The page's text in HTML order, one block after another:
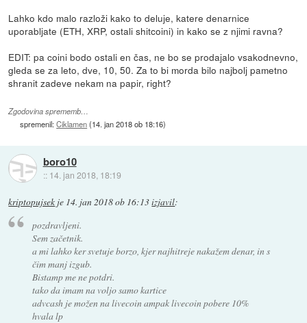
Lahko kdo malo razloži kako to deluje, katere denarnice
uporabljate (ETH, XRP, ostali shitcoini) in kako se z njimi ravna?
EDIT: pa coini bodo ostali en čas, ne bo se prodajalo vsakodnevno,
gleda se za leto, dve, 10, 50. Za to bi morda bilo najbolj pametno
shranit zadeve nekam na papir, right?
Zgodovina sprememb…
spremenil:Ciklamen(14. jan 2018 ob 18:16)
boro10
:: 14. jan 2018, 18:19
kriptopujsek je 14. jan 2018 ob 16:13izjavil:
pozdravljeni.
Sem začetnik.
a mi lahko ker svetuje borzo, kjer najhitreje nakažem denar, in s
čim manj izgub.
Bistamp me ne potdri.
tako da imam na voljo samo kartice
advcash je možen na livecoin ampak livecoin pobere 10%
hvala lp